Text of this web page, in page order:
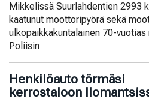
Mikkelissä Suurlahdentien 2993
kaatunut moottoripyörä sekä
ulkopaikkakuntalainen 70-vuotias
Poliisin
Henkilöauto törmäsi
kerrostaloon